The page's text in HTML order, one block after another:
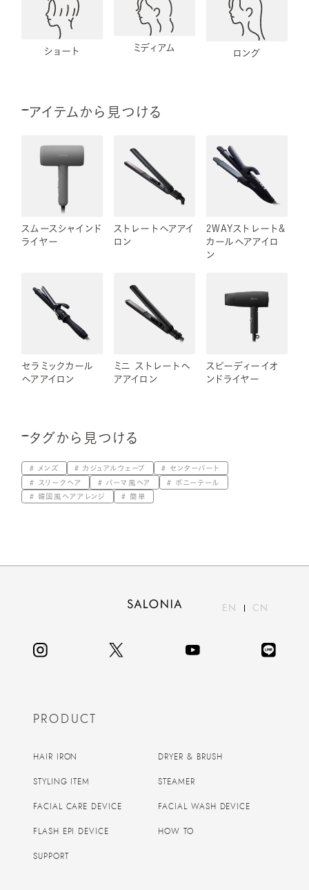
ショート ミディアム
ロング
アイテムから見つける
スムースシャインド
ライヤー
ストレートヘアアイ
ロン
2WAYストレート&
カールヘアアイロ
ン
セラミックカール
ヘアアイロン
ミニ ストレートヘ
アアイロン
スピーディーイオ
ンドライヤー
タグから見つける
メンズ カジュアルウェーブ センターパート
スリークヘア パーマ風ヘア ポニーテール
韓国風ヘアアレンジ 簡単
EN CN
PRODUCT
HAIR IRON DRYER & BRUSH
STYLING ITEM STEAMER
FACIAL CARE DEVICE FACIAL WASH DEVICE
FLASH EPI DEVICE
SUPPORT
HOW TO